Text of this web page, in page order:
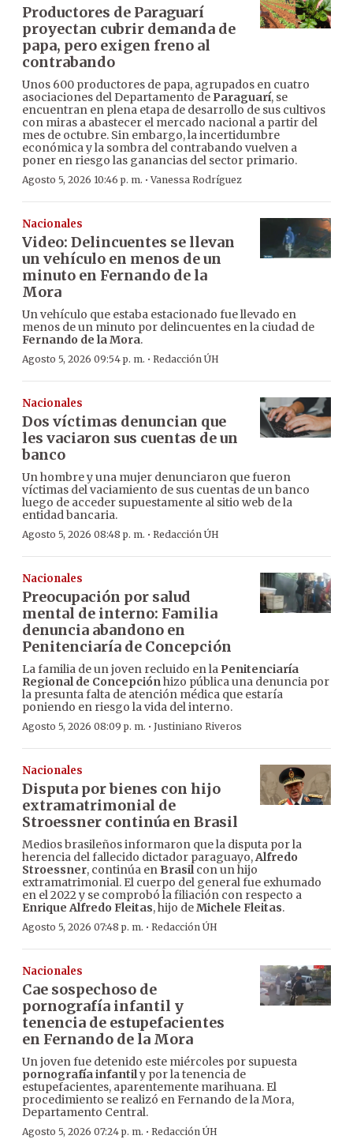
Productores de Paraguarí
proyectan cubrir demanda de
papa, pero exigen freno al
contrabando
Unos 600 productores de papa, agrupados en cuatro
asociaciones del Departamento de Paraguarí, se
encuentran en plena etapa de desarrollo de sus cultivos
con miras a abastecer el mercado nacional a partir del
mes de octubre. Sin embargo, la incertidumbre
económica y la sombra del contrabando vuelven a
poner en riesgo las ganancias del sector primario.
Agosto 5, 2026 10:46 p. m. ·Vanessa Rodríguez
Nacionales
Video: Delincuentes se llevan
un vehículo en menos de un
minuto en Fernando de la
Mora
Un vehículo que estaba estacionado fue llevado en
menos de un minuto por delincuentes en la ciudad de
Fernando de la Mora.
Agosto 5, 2026 09:54 p. m. · Redacción ÚH
Nacionales
Dos víctimas denuncian que
les vaciaron sus cuentas de un
banco
Un hombre y una mujer denunciaron que fueron
víctimas del vaciamiento de sus cuentas de un banco
luego de acceder supuestamente al sitio web de la
entidad bancaria.
Agosto 5, 2026 08:48 p. m. · Redacción ÚH
Nacionales
Preocupación por salud
mental de interno: Familia
denuncia abandono en
Penitenciaría de Concepción
La familia de un joven recluido en la Penitenciaría
Regional de Concepciónhizo pública una denuncia por
la presunta falta de atención médica que estaría
poniendo en riesgo la vida del interno.
Agosto 5, 2026 08:09 p. m. · Justiniano Riveros
Nacionales
Disputa por bienes con hijo
extramatrimonial de
Stroessner continúa en Brasil
Medios brasileños informaron que la disputa por la
herencia del fallecido dictador paraguayo,Alfredo
Stroessner, continúa en Brasilcon un hijo
extramatrimonial. El cuerpo del general fue exhumado
en el 2022 y se comprobó la filiación con respecto a
Enrique Alfredo Fleitas, hijo deMichele Fleitas.
Agosto 5, 2026 07:48 p. m. · Redacción ÚH
Nacionales
Cae sospechoso de
pornografía infantil y
tenencia de estupefacientes
en Fernando de la Mora
Un joven fue detenido este miércoles por supuesta
pornografía infantily por la tenencia de
estupefacientes, aparentemente marihuana. El
procedimiento se realizó en Fernando de la Mora,
Departamento Central.
Agosto 5, 2026 07:24 p. m. · Redacción ÚH